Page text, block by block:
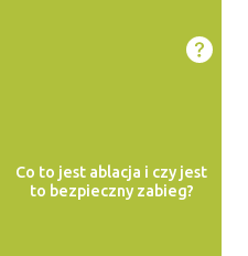
Co to jest ablacja i czy jest
to bezpieczny zabieg?